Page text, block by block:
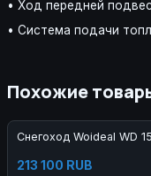
• Ход передней
• Система подачи
Похожие
Снегоход Woideal WD
213 100 RUB